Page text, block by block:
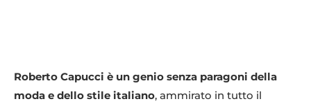
Roberto Capucci è un genio senza paragoni della
moda e dello stile italiano, ammirato in tutto il